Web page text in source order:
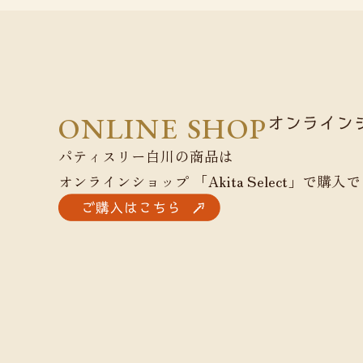
ONLINE SHOP
パティスリー白川の商品は
オンラインショップ 「Akita Select」で購入